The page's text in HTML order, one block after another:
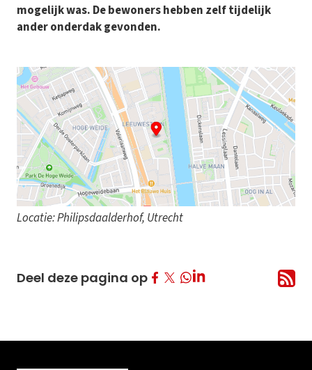
mogelijk was. De bewoners hebben zelf tijdelijk
ander onderdak gevonden.
Locatie: Philipsdaalderhof, Utrecht
Deel deze pagina opDeel op Facebook
Deel op Twitter
Deel op Whatsapp
Deel op LinkedIn